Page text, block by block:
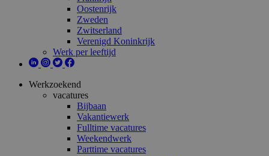
Oostenrijk
Zweden
Zwitserland
Verenigd Koninkrijk
Werk per leeftijd
Werkzoekend
vacatures
Bijbaan
Vakantiewerk
Fulltime vacatures
Weekendwerk
Parttime vacatures